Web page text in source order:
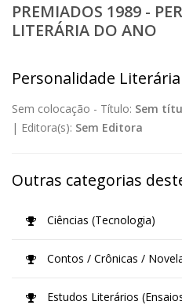
PREMIADOS 1989 -
LITERÁRIA DO ANO
Personalidade
Sem colocação - Título: Sem
| Editora(s): Sem Editora
Outras categorias
Ciências (Tecnologia)
Contos / Crônicas /
Estudos Literários